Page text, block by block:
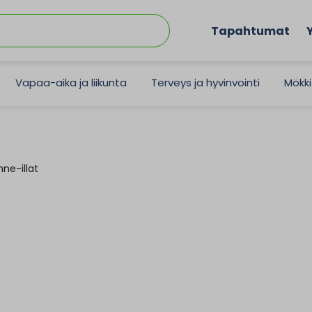
Tapahtumat
Vapaa-aika ja liikunta Terveys ja hyvinvointi
illat